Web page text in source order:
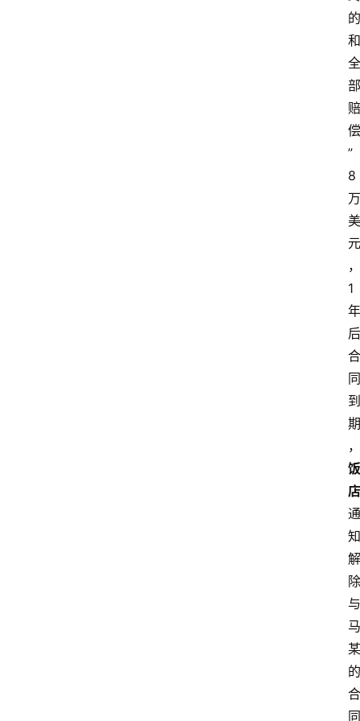
的
和
全
部
赔
偿
”
8
万
美
元
，
1
年
后
合
同
到
期
，
饭
店
通
知
解
除
与
马
某
的
合
同